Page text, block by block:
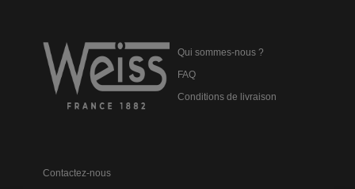
Qui sommes-nous ?
FAQ
Conditions de livraison
Contactez-nous